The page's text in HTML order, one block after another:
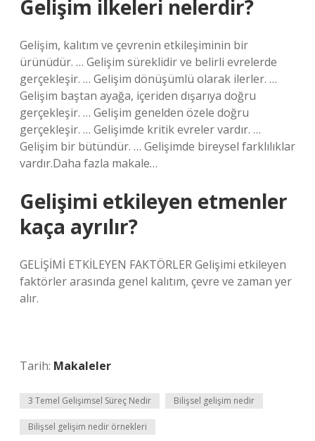
Gelişim ilkeleri nelerdir?
Gelişim, kalıtım ve çevrenin etkileşiminin bir
ürünüdür. … Gelişim süreklidir ve belirli evrelerde
gerçekleşir. … Gelişim dönüşümlü olarak ilerler. …
Gelişim baştan ayağa, içeriden dışarıya doğru
gerçekleşir. … Gelişim genelden özele doğru
gerçekleşir. … Gelişimde kritik evreler vardır. …
Gelişim bir bütündür. … Gelişimde bireysel farklılıklar
vardır.Daha fazla makale…
Gelişimi etkileyen etmenler
kaça ayrılır?
GELİŞİMİ ETKİLEYEN FAKTÖRLER Gelişimi etkileyen
faktörler arasında genel kalıtım, çevre ve zaman yer
alır.
Tarih: Makaleler
3 Temel Gelişimsel Süreç Nedir Bilişsel gelişim nedir
Bilişsel gelişim nedir örnekleri